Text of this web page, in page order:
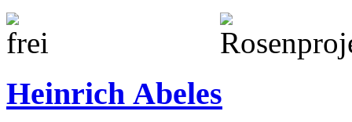
Heinrich Abeles